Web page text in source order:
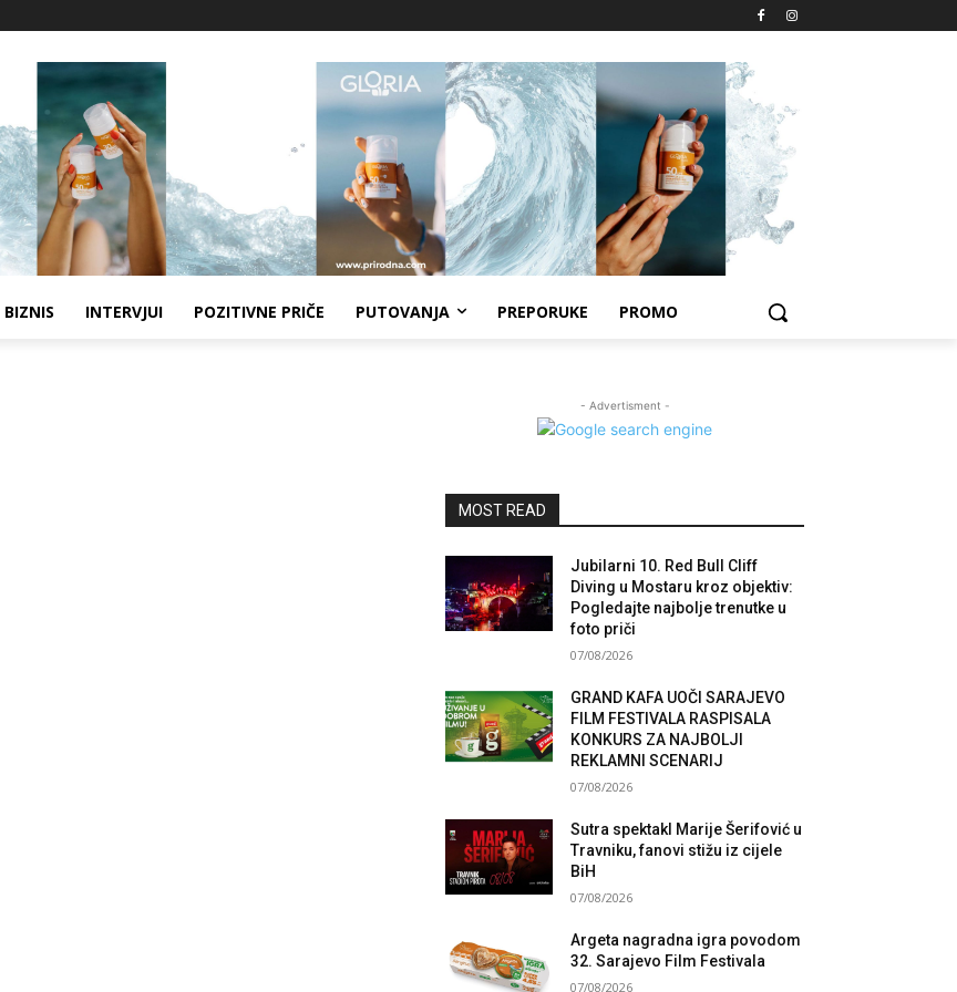
BIZNIS INTERVJUI POZITIVNE PRIČE PUTOVANJA PREPORUKE PROMO
- Advertisment -
MOST READ
Jubilarni 10. Red Bull Cliff
Diving u Mostaru kroz objektiv:
Pogledajte najbolje trenutke u
foto priči
07/08/2026
GRAND KAFA UOČI SARAJEVO
FILM FESTIVALA RASPISALA
KONKURS ZA NAJBOLJI
REKLAMNI SCENARIJ
07/08/2026
Sutra spektakl Marije Šerifović u
Travniku, fanovi stižu iz cijele
BiH
07/08/2026
Argeta nagradna igra povodom
32. Sarajevo Film Festivala
07/08/2026